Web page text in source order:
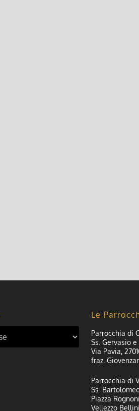
Le
Parrocchia di
Ss. Gervasio
Via Pavia,
fraz.
Parrocchia di
Ss.
Piazza
Vellezzo